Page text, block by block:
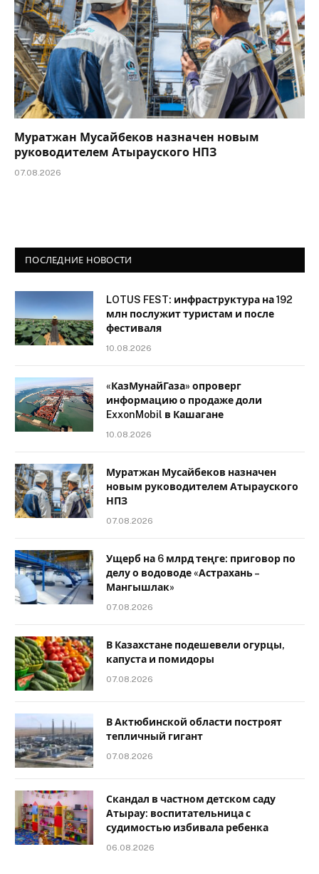
Муратжан Мусайбеков назначен новым
руководителем Атырауского НПЗ
07.08.2026
ПОСЛЕДНИЕ НОВОСТИ
LOTUS FEST: инфраструктура на 192
млн послужит туристам и после
фестиваля
10.08.2026
«КазМунайГаза» опроверг
информацию о продаже доли
ExxonMobil в Кашагане
10.08.2026
Муратжан Мусайбеков назначен
новым руководителем Атырауского
НПЗ
07.08.2026
Ущерб на 6 млрд теңге: приговор по
делу о водоводе «Астрахань –
Мангышлак»
07.08.2026
В Казахстане подешевели огурцы,
капуста и помидоры
07.08.2026
В Актюбинской области построят
тепличный гигант
07.08.2026
Скандал в частном детском саду
Атырау: воспитательница с
судимостью избивала ребенка
06.08.2026